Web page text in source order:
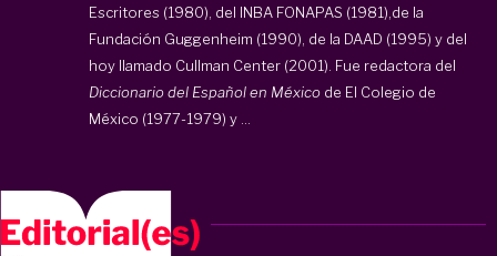
Escritores (1980), del INBA FONAPAS (1981),de la
Fundación Guggenheim (1990), de la DAAD (1995) y del
hoy llamado Cullman Center (2001). Fue redactora del
Diccionario del Español en México de El Colegio de
México (1977-1979) y ...